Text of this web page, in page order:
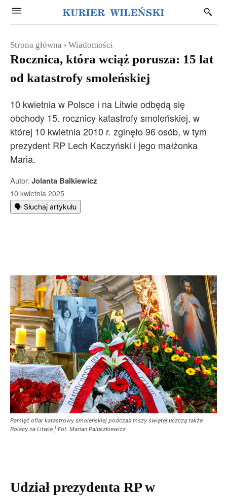
Strona główna Wiadomości
Rocznica, która wciąż porusza: 15 lat
od katastrofy smoleńskiej
10 kwietnia w Polsce i na Litwie odbędą się
obchody 15. rocznicy katastrofy smoleńskiej, w
której 10 kwietnia 2010 r. zginęło 96 osób, w tym
prezydent RP Lech Kaczyński i jego małżonka
Maria.
Autor:Jolanta Balkiewicz
10 kwietnia 2025
🗣️ Słuchaj artykułu
Pamięć ofiar katastrowy smoleńskiej podczas mszy świętej uczczą także
Polacy na Litwie | Fot. Marian Paluszkiewicz
Udział prezydenta RP w